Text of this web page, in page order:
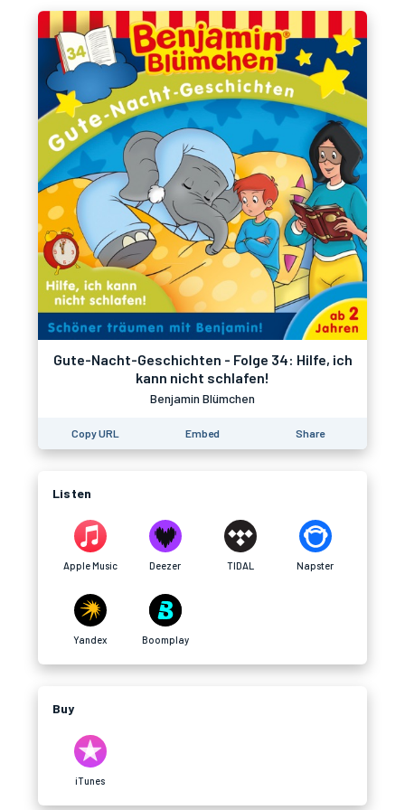
Gute-Nacht-Geschichten - Folge 34: Hilfe, ich
kann nicht schlafen!
Benjamin Blümchen
Copy URL Embed Share
Listen
Apple Music Deezer TIDAL Napster
Yandex Boomplay
Buy
iTunes